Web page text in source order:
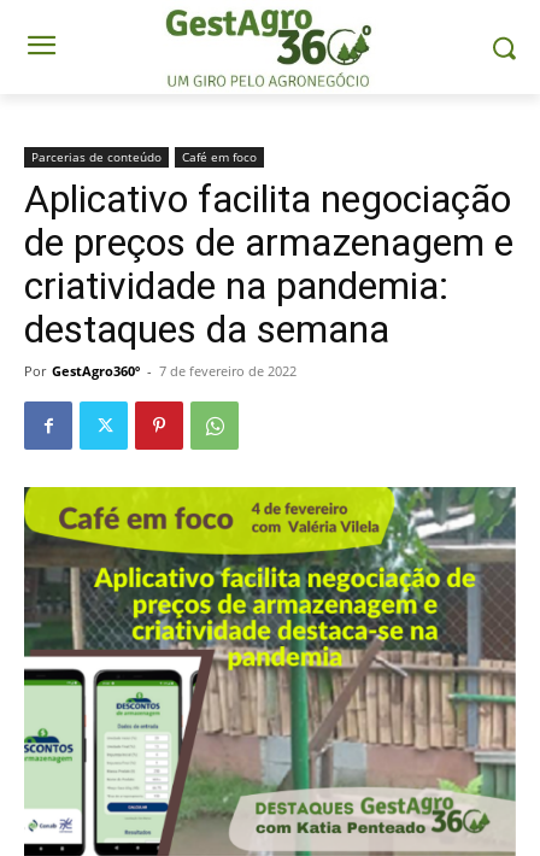
Parcerias de conteúdo Café em foco
Aplicativo facilita negociação
de preços de armazenagem e
criatividade na pandemia:
destaques da semana
Por GestAgro360º - 7 de fevereiro de 2022